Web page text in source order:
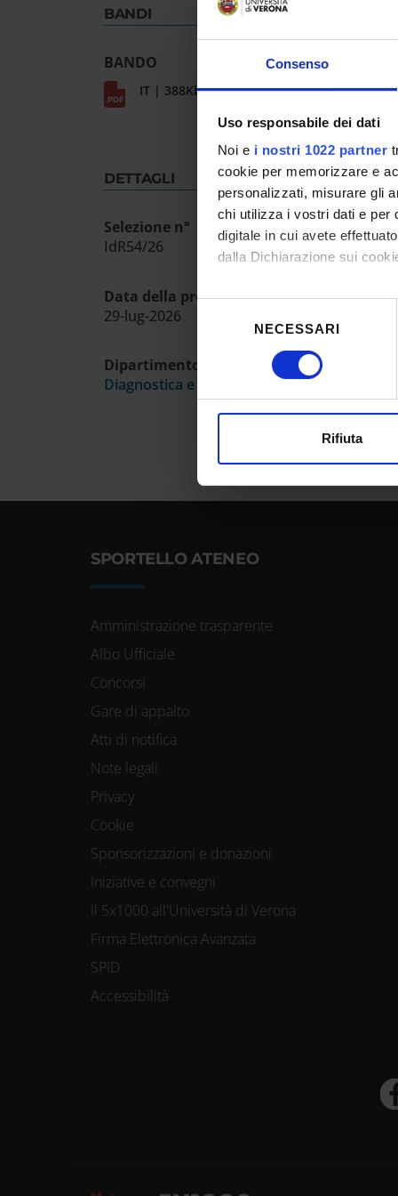
Consenso
Uso responsabile dei dati
Noi e i nostri 1022 partner
cookie per memorizzare e
personalizzati, misurare gli
chi utilizza i vostri dati e per
digitale in cui avete
dalla Dichiarazione sui
Con il tuo consenso,
raccogliere
Approfondisci come
Utilizziamo i cookie per
che hanno raccolto dal tuo
NECESSARI
Rifiuta
BANDI
BANDO
IT | 388Kb
DETTAGLI
Selezione n°
IdR54/26
Data della prova ammissione
29-lug-2026
Dipartimento
Diagnostica e Sanità Pubblica
SPORTELLO ATENEO
Amministrazione trasparente
Albo Ufficiale
Concorsi
Gare di appalto
Atti di notifica
Note legali
Privacy
Cookie
Sponsorizzazioni e donazioni
Iniziative e convegni
Il 5x1000 all'Università di Verona
Firma Elettronica Avanzata
SPID
Accessibilità